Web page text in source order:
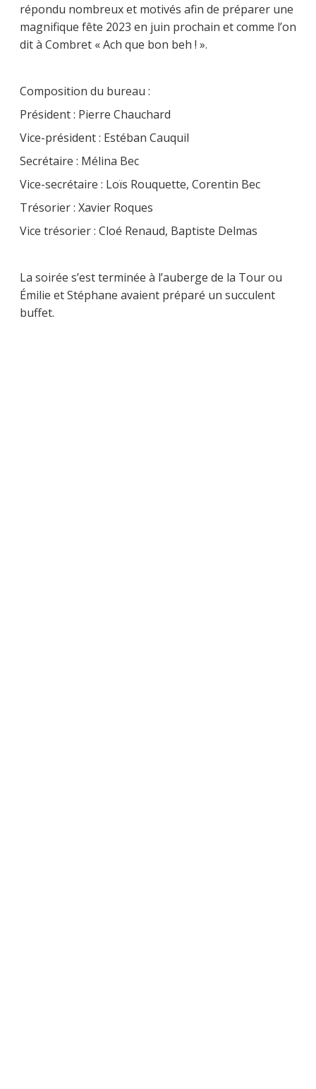
répondu nombreux et motivés afin de préparer une
magnifique fête 2023 en juin prochain et comme l’on
dit à Combret « Ach que bon beh ! ».
Composition du bureau :
Président : Pierre Chauchard
Vice-président : Estéban Cauquil
Secrétaire : Mélina Bec
Vice-secrétaire : Loïs Rouquette, Corentin Bec
Trésorier : Xavier Roques
Vice trésorier : Cloé Renaud, Baptiste Delmas
La soirée s’est terminée à l’auberge de la Tour ou
Émilie et Stéphane avaient préparé un succulent
buffet.